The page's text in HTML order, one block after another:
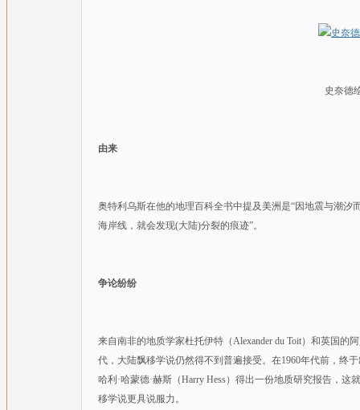
史奈德
由来
奥特利乌斯在他的地理百科全书中提及美洲是“因地震与潮
海岸线，就会发现(大陆)分裂的痕迹”。
争论纷纷
来自南非的地质学家杜托伊特（Alexander du Toit）和英国的
代，大陆飘移学说仍然得不到普遍接受。在1960年代前，终于
哈利·哈蒙德·赫斯（Harry Hess）得出一份地质研究报告，
移学说更具说服力。